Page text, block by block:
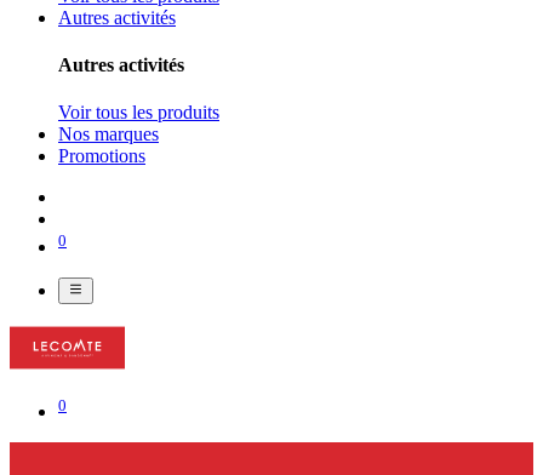
Autres activités
Autres activités
Voir tous les produits
Nos marques
Promotions
0
0